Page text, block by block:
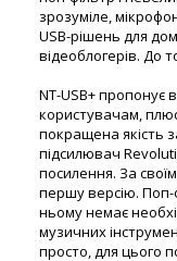
зрозуміле,
USB-рішень для
відеоблогерів. До
NT-USB+ пропонує
користувачам,
покращена якість
підсилювач
посилення. За
першу версію. Поп-
ньому немає
музичних
просто, для цього